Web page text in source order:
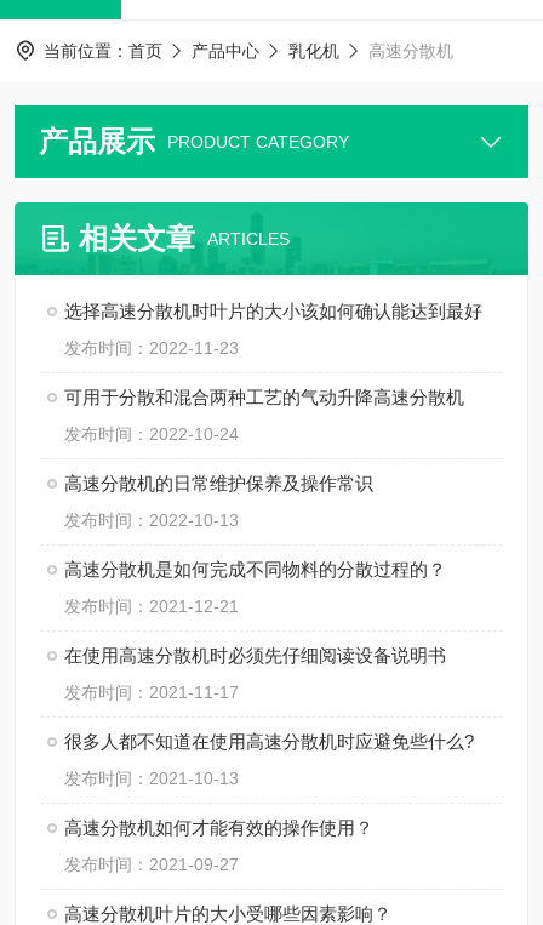
当前位置： 首页 产品中心 乳化机 高速分散机
产品展示 PRODUCT CATEGORY
相关文章 ARTICLES
选择高速分散机时叶片的大小该如何确认能达到最好
发布时间：2022-11-23
可用于分散和混合两种工艺的气动升降高速分散机
发布时间：2022-10-24
高速分散机的日常维护保养及操作常识
发布时间：2022-10-13
高速分散机是如何完成不同物料的分散过程的？
发布时间：2021-12-21
在使用高速分散机时必须先仔细阅读设备说明书
发布时间：2021-11-17
很多人都不知道在使用高速分散机时应避免些什么?
发布时间：2021-10-13
高速分散机如何才能有效的操作使用？
发布时间：2021-09-27
高速分散机叶片的大小受哪些因素影响？